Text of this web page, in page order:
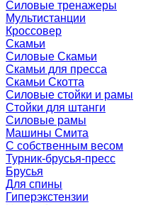
Силовые тренажеры
Мультистанции
Кроссовер
Скамьи
Силовые Скамьи
Скамьи для пресса
Скамьи Скотта
Силовые стойки и рамы
Стойки для штанги
Силовые рамы
Машины Смита
C собственным весом
Турник-брусья-пресс
Брусья
Для спины
Гиперэкстензии